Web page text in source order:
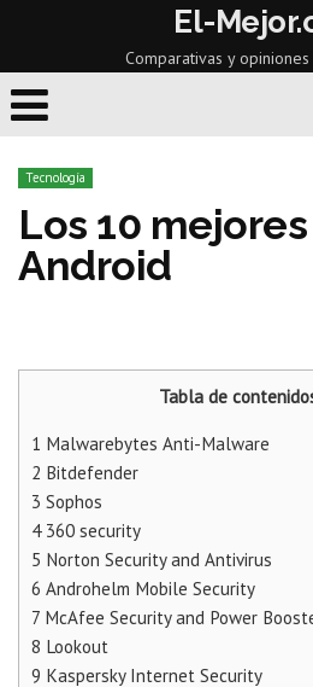
El-
Comparativas y
Tecnología
Los 10
Android
Tabla de
1 Malwarebytes Anti-Malware
2 Bitdefender
3 Sophos
4360 security
5 Norton Security and Antivirus
6 Androhelm Mobile Security
7 McAfee Security and Power
8 Lookout
9 Kaspersky Internet Security